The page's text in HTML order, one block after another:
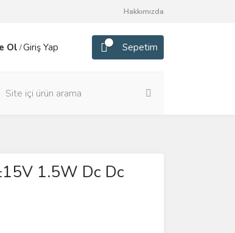
Hakkımızda
Ol /Giriş Yap Sepetim
1.5W Dc Dc